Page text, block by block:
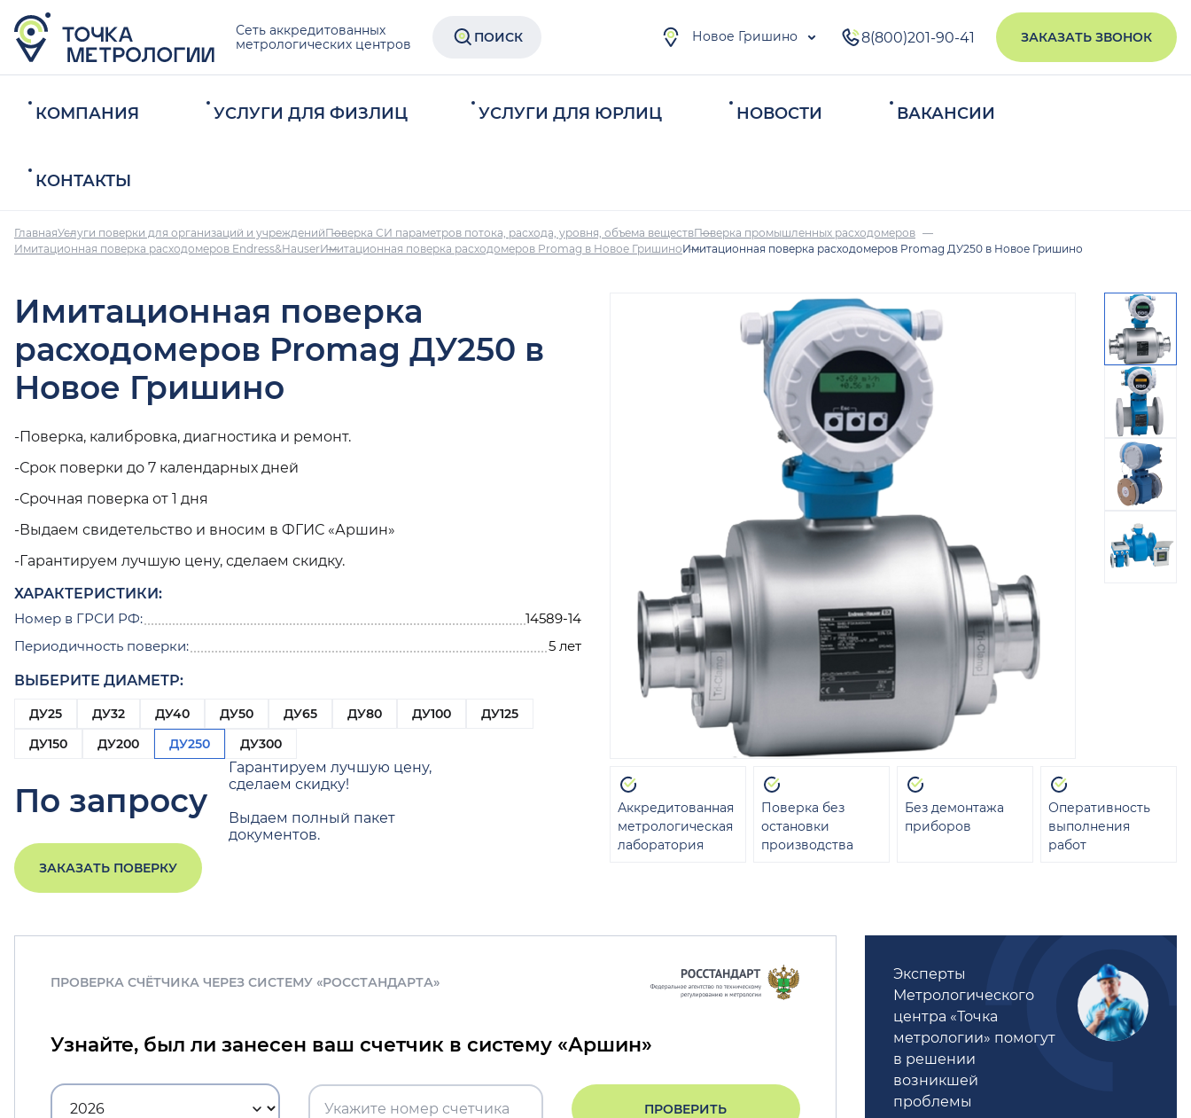
Сеть аккредитованных
метрологических центров
ПОИСК Новое Гришино 8(800)201-90-41 ЗАКАЗАТЬ ЗВОНОК
КОМПАНИЯ УСЛУГИ ДЛЯ ФИЗЛИЦ УСЛУГИ ДЛЯ ЮРЛИЦ НОВОСТИ ВАКАНСИИ
КОНТАКТЫ
ГлавнаяУслуги поверки для организаций и учрежденийПоверка СИ параметров потока, расхода, уровня, объема веществПоверка промышленных расходомеров
Имитационная поверка расходомеров Endress&HauserИмитационная поверка расходомеров Promag в Новое ГришиноИмитационная поверка расходомеров Promag ДУ250 в Новое Гришино
Имитационная поверка
расходомеров Promag ДУ250 в
Новое Гришино
-Поверка, калибровка, диагностика и ремонт.
-Срок поверки до 7 календарных дней
-Срочная поверка от 1 дня
-Выдаем свидетельство и вносим в ФГИС «Аршин»
-Гарантируем лучшую цену, сделаем скидку.
ХАРАКТЕРИСТИКИ:
Номер в ГРСИ РФ:
14589-14
Периодичность поверки:
5 лет
ВЫБЕРИТЕ ДИАМЕТР:
ДУ25 ДУ32 ДУ40 ДУ50 ДУ65 ДУ80 ДУ100
ДУ125
ДУ150
ДУ200 ДУ250 ДУ300
По запросу
Гарантируем лучшую цену,
сделаем скидку!
Выдаем полный пакет
документов.
ЗАКАЗАТЬ ПОВЕРКУ
Аккредитованная
метрологическая
лаборатория
Поверка без
остановки
производства
Без демонтажа
приборов
Оперативность
выполнения
работ
ПРОВЕРКА СЧЁТЧИКА ЧЕРЕЗ СИСТЕМУ «РОССТАНДАРТА»
Узнайте, был ли занесен ваш счетчик в систему «Аршин»
ПРОВЕРИТЬ
Эксперты
Метрологического
центра «Точка
метрологии» помогут
в решении
возникшей
проблемы